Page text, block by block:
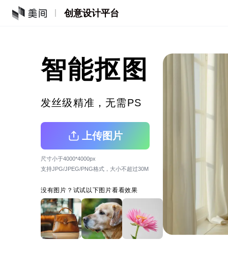
创意设计平台
智能抠图
发丝级精准，无需PS
上传图片
尺寸小于4000*4000px
支持JPG/JPEG/PNG格式，大小不超过30M
没有图片？试试以下图片看看效果